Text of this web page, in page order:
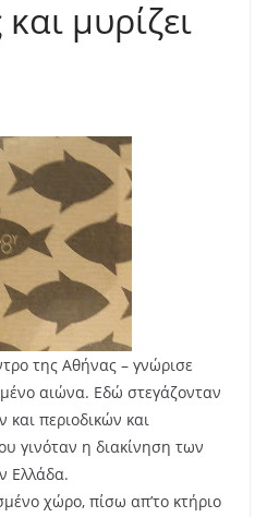
μυρίζει
της Αθήνας – γνώρισε
αιώνα. Εδώ στεγάζονταν
περιοδικών και
γινόταν η διακίνηση των
Ελλάδα.
χώρο, πίσω απ’το κτήριο